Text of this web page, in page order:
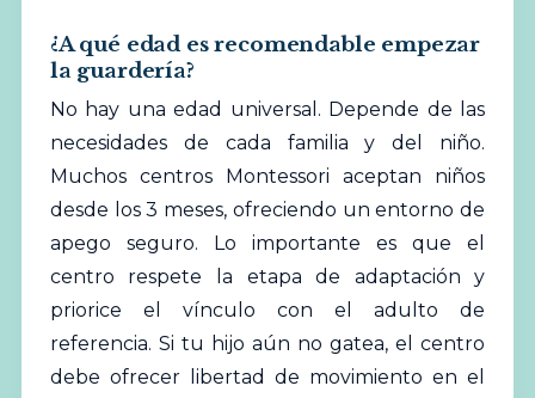
¿A qué edad es recomendable empezar
la guardería?
No hay una edad universal. Depende de las
necesidades de cada familia y del niño.
Muchos centros Montessori aceptan niños
desde los 3 meses, ofreciendo un entorno de
apego seguro. Lo importante es que el
centro respete la etapa de adaptación y
priorice el vínculo con el adulto de
referencia. Si tu hijo aún no gatea, el centro
debe ofrecer libertad de movimiento en el